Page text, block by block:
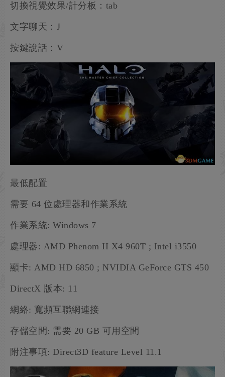
切換視覺效果/計分板：tab
文字聊天：J
按鍵說話：V
最低配置
需要 64 位處理器和作業系統
作業系統: Windows 7
處理器: AMD Phenom II X4 960T ; Intel i3550
顯卡: AMD HD 6850 ; NVIDIA GeForce GTS 450
DirectX 版本: 11
網絡: 寬頻互聯網連接
存儲空間: 需要 20 GB 可用空間
附注事項: Direct3D feature Level 11.1